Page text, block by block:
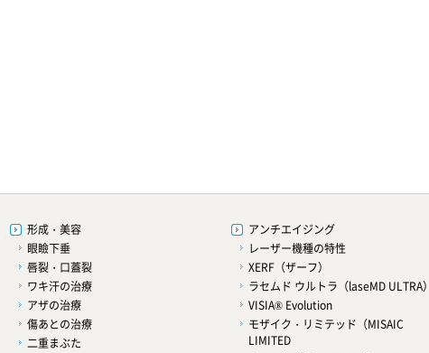
形成・美容
眼瞼下垂
唇裂・口蓋裂
ワキ汗の治療
アザの治療
傷あとの治療
二重まぶた
アンチエイジング
レーザー機種の特性
XERF（ザーフ）
ラセムド ウルトラ（laseMD ULTRA）
VISIA® Evolution
モザイク・リミテッド（MISAIC
LIMITED